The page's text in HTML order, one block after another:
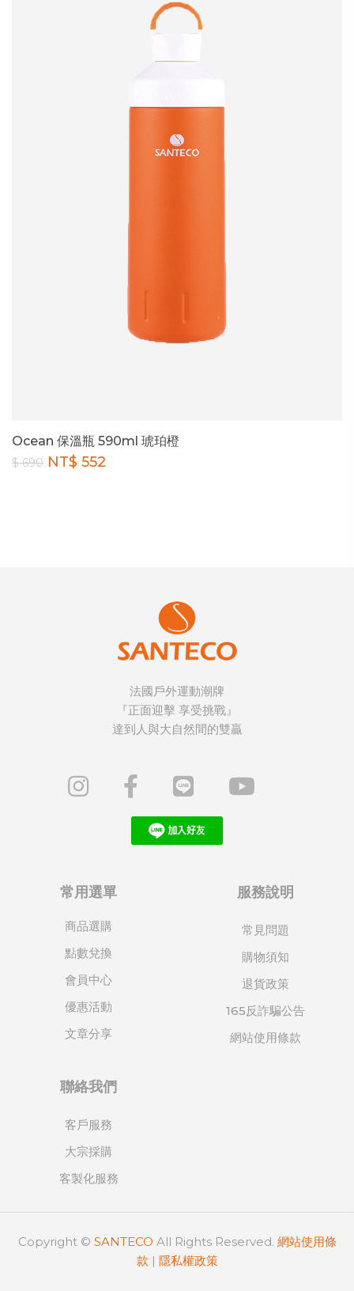
Ocean 保溫瓶 590ml 琥珀橙
$ 690 NT$ 552
法國戶外運動潮牌
『正面迎擊 享受挑戰』
達到人與大自然間的雙贏
常用選單
商品選購
點數兌換
會員中心
優惠活動
文章分享
服務說明
常見問題
購物須知
退貨政策
165反詐騙公告
網站使用條款
聯絡我們
客戶服務
大宗採購
客製化服務
Copyright © SANTECO All Rights Reserved. 網站使用條
款 | 隱私權政策